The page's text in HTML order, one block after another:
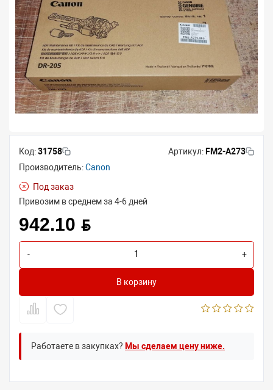
Код:31758 Артикул:FM2-A273
Производитель:Canon
Под заказ
Привозим в среднем за 4-6 дней
942.10 BYN
- +
В корзину
Работаете в закупках? Мы сделаем цену ниже.